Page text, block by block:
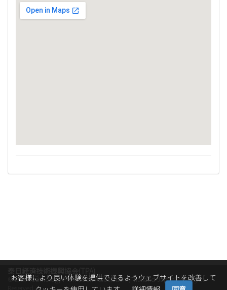
© 2026Technology Promotion Association (Thailand-Japan). All Rights
お客様により良い体験を提供できるようウェブサイトを改善して